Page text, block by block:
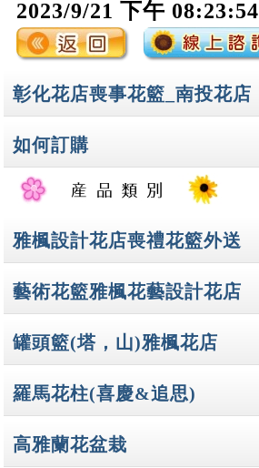
2023/9/21 下午 08:23:54
彰化花店喪事花籃_南投花店
如何訂購
雅楓設計花店喪禮花籃外送
藝術花籃雅楓花藝設計花店
罐頭籃(塔，山)雅楓花店
羅馬花柱(喜慶&追思)
高雅蘭花盆栽